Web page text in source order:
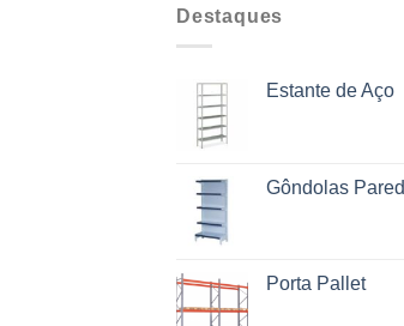
Destaques
Estante de Aço
Gôndolas
Porta Pallet